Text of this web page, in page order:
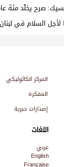
صرح يخلّد مئة
لأجل السلام في
المركز الكاثوليكي
المفكرة
إصدارات حبرية
اللغات
عربي
English
Française